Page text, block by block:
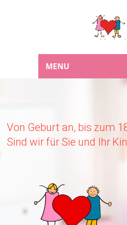
MENU
Von Geburt an, bis zum
Sind wir für Sie und Ihr